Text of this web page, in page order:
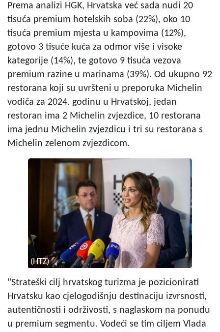
Prema analizi HGK, Hrvatska već sada nudi 20
tisuća premium hotelskih soba (22%), oko 10
tisuća premium mjesta u kampovima (12%),
gotovo 3 tisuće kuća za odmor više i visoke
kategorije (14%), te gotovo 9 tisuća vezova
premium razine u marinama (39%). Od ukupno 92
restorana koji su uvršteni u preporuka Michelin
vodiča za 2024. godinu u Hrvatskoj, jedan
restoran ima 2 Michelin zvjezdice, 10 restorana
ima jednu Michelin zvjezdicu i tri su restorana s
Michelin zelenom zvjezdicom.
(HTZ)
"Strateški cilj hrvatskog turizma je pozicionirati
Hrvatsku kao cjelogodišnju destinaciju izvrsnosti,
autentičnosti i održivosti, s naglaskom na ponudu
u premium segmentu. Vodeći se tim ciljem Vlada